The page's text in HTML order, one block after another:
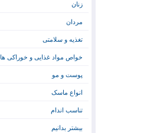
زنان
مردان
تغذیه و سلامتی
خواص مواد غذایی و خوراکی ها
پوست و مو
انواع ماسک
تناسب اندام
بیشتر بدانیم